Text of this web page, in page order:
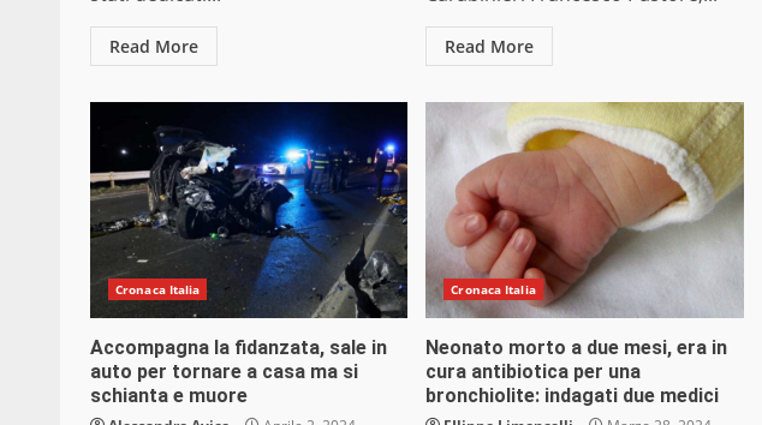
Read More Read More
Cronaca Italia
Accompagna la fidanzata, sale in
auto per tornare a casa ma si
schianta e muore
Cronaca Italia
Neonato morto a due mesi, era in
cura antibiotica per una
bronchiolite: indagati due medici